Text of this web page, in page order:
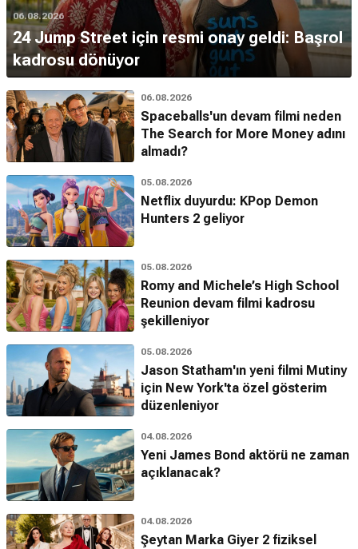
06.08.2026
24 Jump Street için resmi onay geldi: Başrol
kadrosu dönüyor
06.08.2026
Spaceballs'un devam filmi neden
The Search for More Money adını
almadı?
05.08.2026
Netflix duyurdu: KPop Demon
Hunters 2 geliyor
05.08.2026
Romy and Michele’s High School
Reunion devam filmi kadrosu
şekilleniyor
05.08.2026
Jason Statham'ın yeni filmi Mutiny
için New York'ta özel gösterim
düzenleniyor
04.08.2026
Yeni James Bond aktörü ne zaman
açıklanacak?
04.08.2026
Şeytan Marka Giyer 2 fiziksel